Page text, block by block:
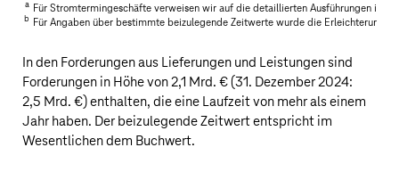
a Für Stromtermingeschäfte verweisen wir auf die detaillierten Ausführungen im
b Für Angaben über bestimmte beizulegende Zeitwerte wurde die
In den Forderungen aus Lieferungen und Leistungen sind
Forderungen in Höhe von2,1 Mrd. €(31. Dezember 2024:
2,5 Mrd. €) enthalten, die eine Laufzeit von mehr als einem
Jahr haben. Der beizulegende Zeitwert entspricht im
Wesentlichen dem Buchwert.